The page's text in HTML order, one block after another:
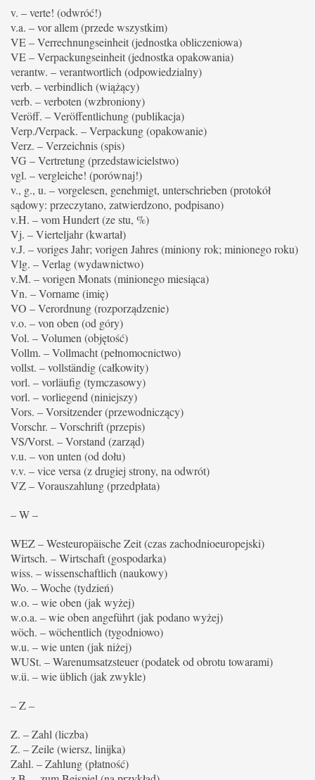
v. – verte! (odwróć!)
v.a. – vor allem (przede wszystkim)
VE – Verrechnungseinheit (jednostka obliczeniowa)
VE – Verpackungseinheit (jednostka opakowania)
verantw. – verantwortlich (odpowiedzialny)
verb. – verbindlich (wiążący)
verb. – verboten (wzbroniony)
Veröff. – Veröffentlichung (publikacja)
Verp./Verpack. – Verpackung (opakowanie)
Verz. – Verzeichnis (spis)
VG – Vertretung (przedstawicielstwo)
vgl. – vergleiche! (porównaj!)
v., g., u. – vorgelesen, genehmigt, unterschrieben (protokół
sądowy: przeczytano, zatwierdzono, podpisano)
v.H. – vom Hundert (ze stu, %)
Vj. – Vierteljahr (kwartał)
v.J. – voriges Jahr; vorigen Jahres (miniony rok; minionego roku)
Vlg. – Verlag (wydawnictwo)
v.M. – vorigen Monats (minionego miesiąca)
Vn. – Vorname (imię)
VO – Verordnung (rozporządzenie)
v.o. – von oben (od góry)
Vol. – Volumen (objętość)
Vollm. – Vollmacht (pełnomocnictwo)
vollst. – vollständig (całkowity)
vorl. – vorläufig (tymczasowy)
vorl. – vorliegend (niniejszy)
Vors. – Vorsitzender (przewodniczący)
Vorschr. – Vorschrift (przepis)
VS/Vorst. – Vorstand (zarząd)
v.u. – von unten (od dołu)
v.v. – vice versa (z drugiej strony, na odwrót)
VZ – Vorauszahlung (przedpłata)
– W –
WEZ – Westeuropäische Zeit (czas zachodnioeuropejski)
Wirtsch. – Wirtschaft (gospodarka)
wiss. – wissenschaftlich (naukowy)
Wo. – Woche (tydzień)
w.o. – wie oben (jak wyżej)
w.o.a. – wie oben angeführt (jak podano wyżej)
wöch. – wöchentlich (tygodniowo)
w.u. – wie unten (jak niżej)
WUSt. – Warenumsatzsteuer (podatek od obrotu towarami)
w.ü. – wie üblich (jak zwykle)
– Z –
Z. – Zahl (liczba)
Z. – Zeile (wiersz, linijka)
Zahl. – Zahlung (płatność)